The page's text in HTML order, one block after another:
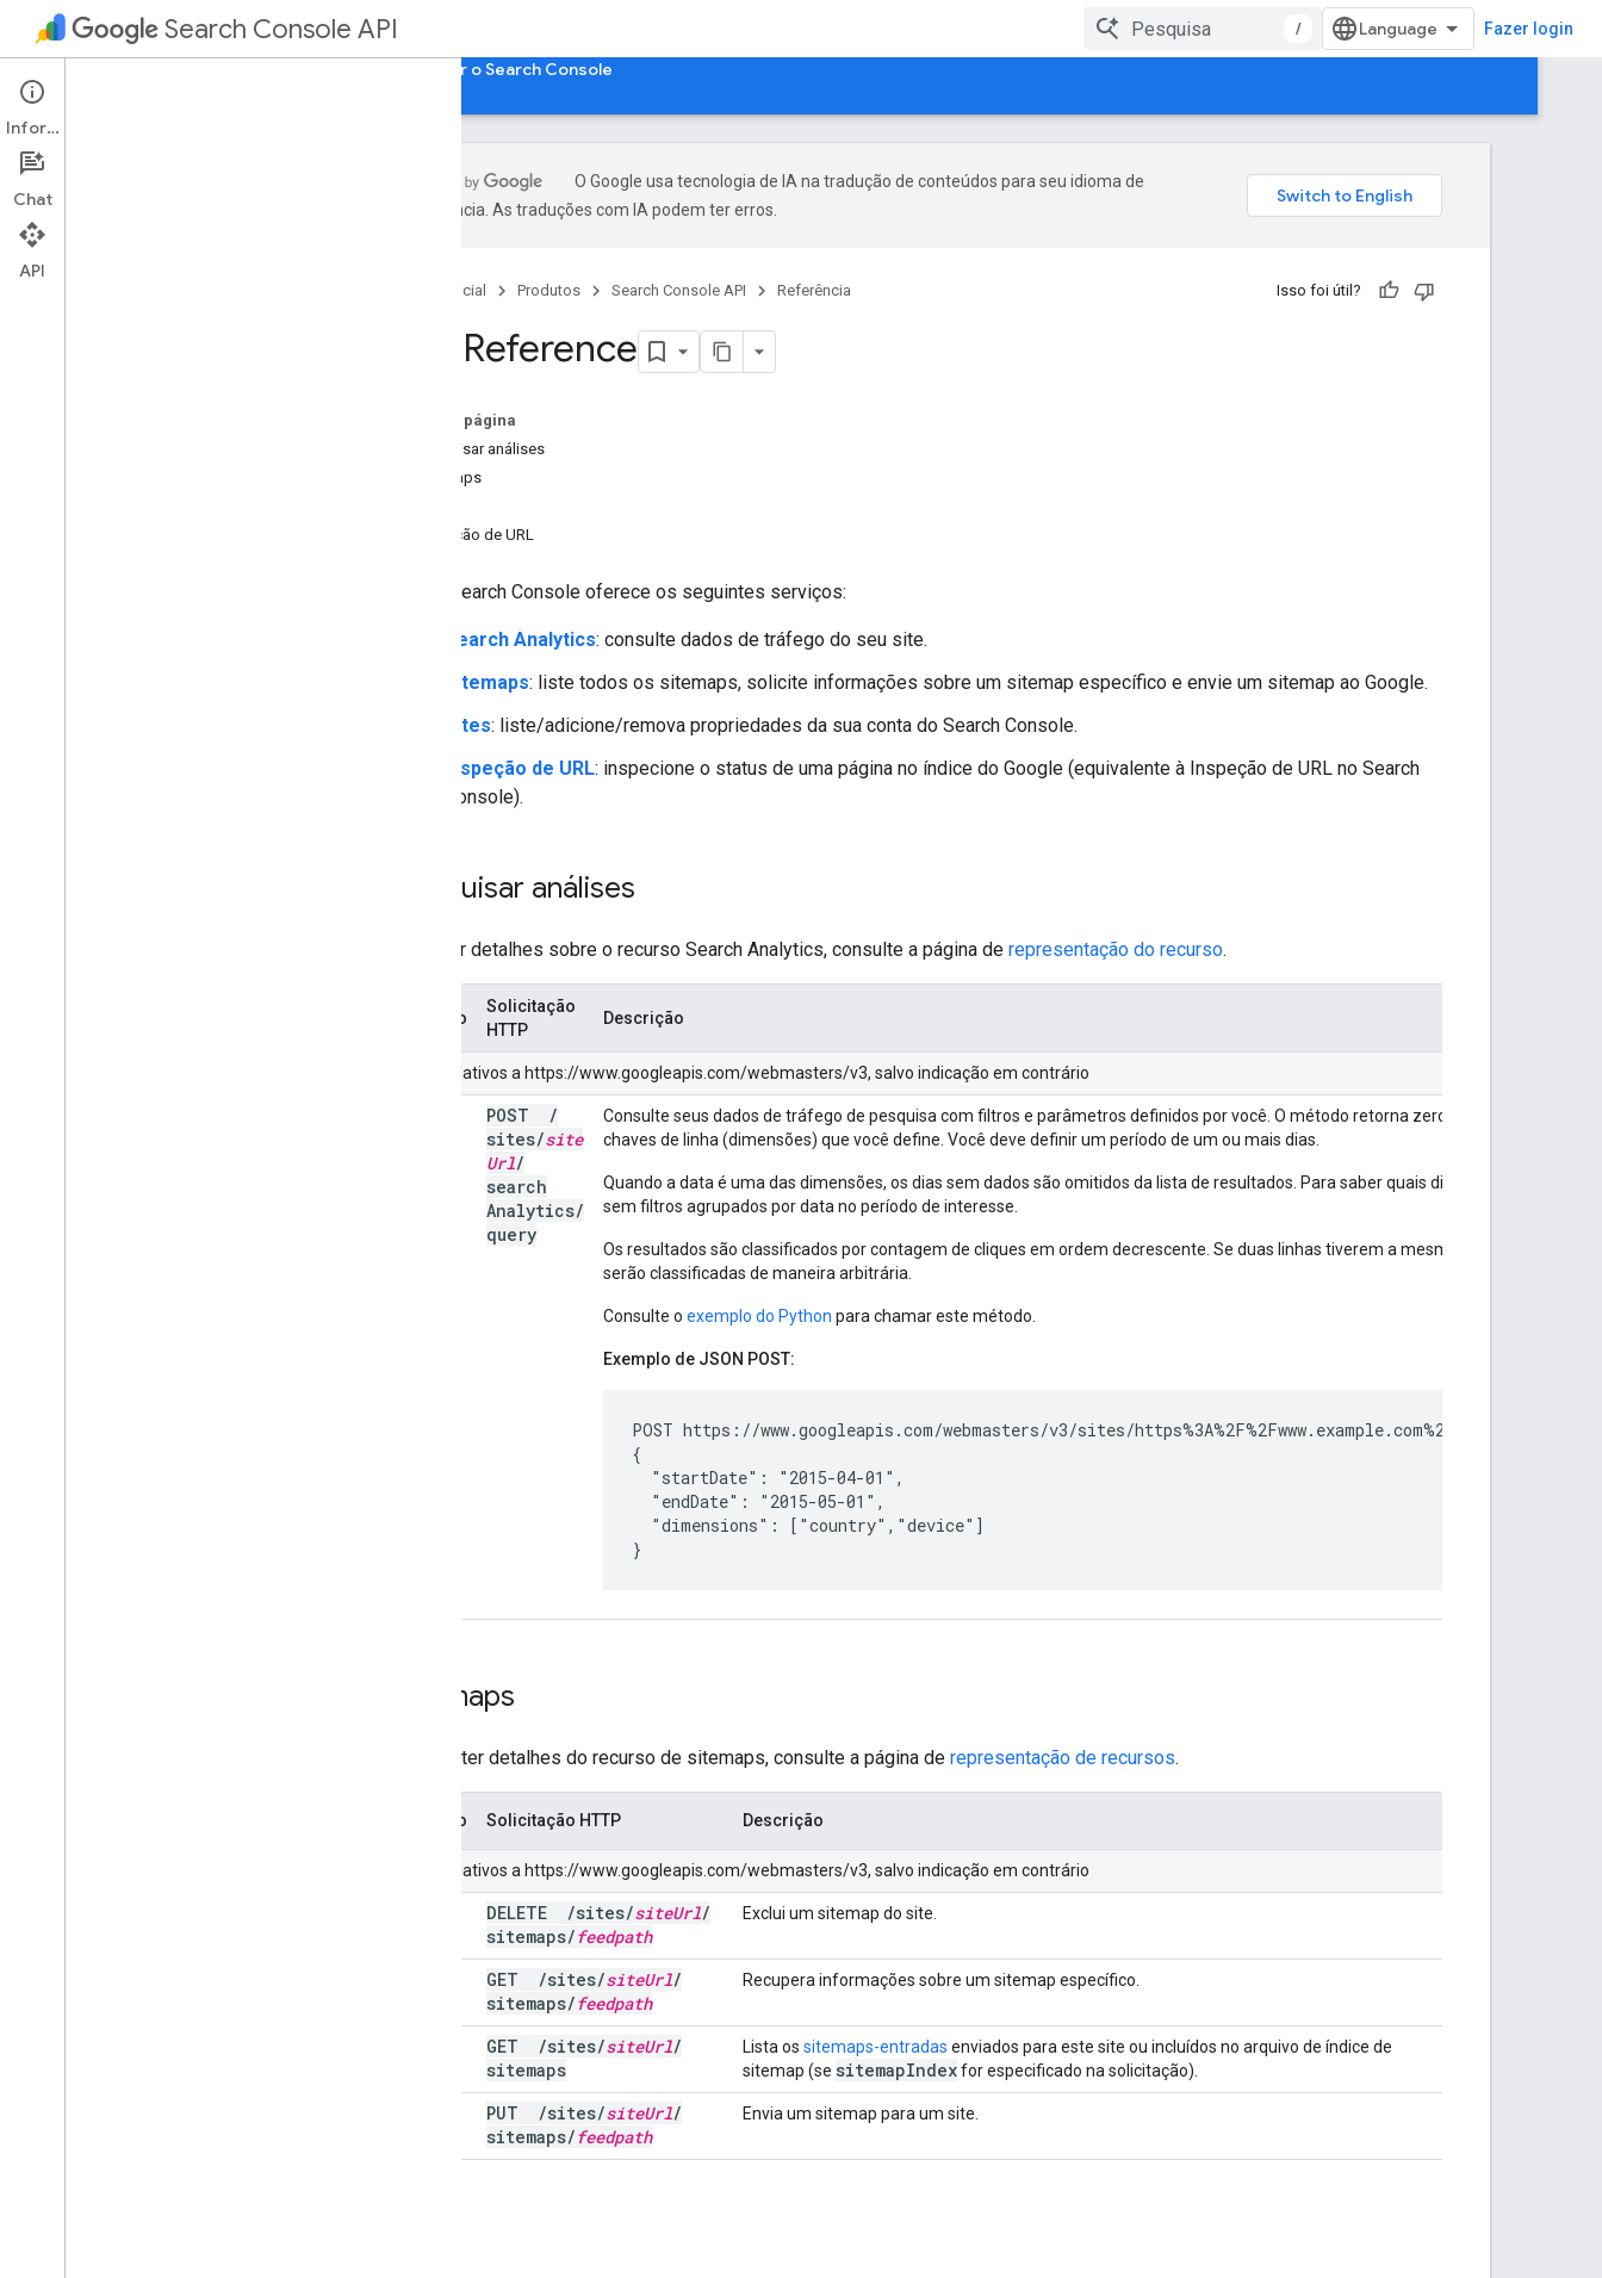
Search Console API / Fazer login
Acessar o Search Console
Lista de métodos
Mensagens de erro padrão
O Google usa tecnologia de IA na tradução de conteúdos para seu idioma de
preferência. As traduções com IA podem ter erros.
Página inicial Produtos Search Console API Referência Isso foi útil?
API Reference
Nesta página
Pesquisar análises
Sitemaps
Inspeção de URL
A API Search Console oferece os seguintes serviços:
Search Analytics: consulte dados de tráfego do seu site.
Sitemaps: liste todos os sitemaps, solicite informações sobre um sitemap específico e envie um sitemap ao Google.
Sites: liste/adicione/remova propriedades da sua conta do Search Console.
Inspeção de URL: inspecione o status de uma página no índice do Google (equivalente à Inspeção de URL no Search
Console).
Pesquisar análises
Para ver detalhes sobre o recurso Search Analytics, consulte a página de representação do recurso.
Método
Solicitação
HTTP
Descrição
URIs relativos a https://www.googleapis.com/webmasters/v3, salvo indicação em contrário
POST
/
sites/site
Url/
search
Analytics/
query
Consulte seus dados de tráfego de pesquisa com filtros e parâmetros definidos por você. O método retorna zero ou mais linhas
chaves de linha (dimensões) que você define. Você deve definir um período de um ou mais dias.
Quando a data é uma das dimensões, os dias sem dados são omitidos da lista de resultados. Para saber quais dias têm dados, faça
sem filtros agrupados por data no período de interesse.
Os resultados são classificados por contagem de cliques em ordem decrescente. Se duas linhas tiverem a mesma contagem de
serão classificadas de maneira arbitrária.
Consulte o exemplo do Python para chamar este método.
Exemplo de JSON POST:
POST https://www.googleapis.com/webmasters/v3/sites/https%3A%2F%2Fwww.example.com%2F/
{
  "startDate": "2015-04-01",
  "endDate": "2015-05-01",
  "dimensions": ["country","device"]
}
Sitemaps
Para obter detalhes do recurso de sitemaps, consulte a página de representação de recursos.
Método Solicitação HTTP Descrição
URIs relativos a https://www.googleapis.com/webmasters/v3, salvo indicação em contrário
DELETE /sites/siteUrl/
sitemaps/feedpath
Exclui um sitemap do site.
GET /sites/siteUrl/
sitemaps/feedpath
Recupera informações sobre um sitemap específico.
GET /sites/siteUrl/
sitemaps
Lista os sitemaps-entradas enviados para este site ou incluídos no arquivo de índice de
sitemap (se sitemapIndexfor especificado na solicitação).
PUT /sites/siteUrl/
sitemaps/feedpath
Envia um sitemap para um site.
Informações
Chat
API